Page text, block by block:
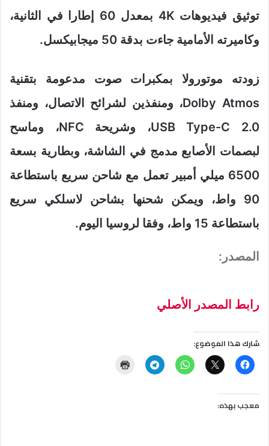
توثيق فيديوهات 4K بمعدل 60 إطارا في الثانية،
وكاميرته الأمامية جاءت بدقة 50 ميجابيكسل.
زودته موتورولا بمكبرات صوت مدعومة بتقنية
Dolby Atmos، ومنفذين لشرائح الاتصال، ومنفذ
USB Type-C 2.0، وشريحة NFC، وماسح
لبصمات الأصابع مدمج في الشاشة، وبطارية بسعة
6500 ميلي أمبير تعمل مع شاحن سريع باستطاعة
90 واط، ويمكن شحنها بشاحن لاسلكي سريع
باستطاعة 15 واط، وفقا لروسيا اليوم.
المصدر:
رابط المصدر الأصلي
شارك هذا الموضوع:
معجب بهذه: